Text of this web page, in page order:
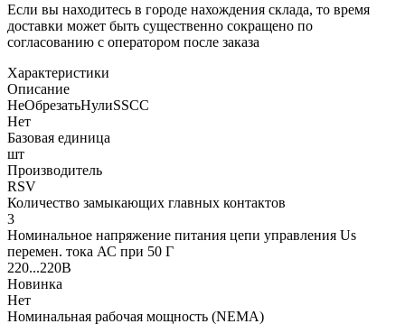
Если вы находитесь в городе нахождения склада, то время
доставки может быть существенно сокращено по
согласованию с оператором после заказа
Характеристики
Описание
НеОбрезатьНулиSSCC
Нет
Базовая единица
шт
Производитель
RSV
Количество замыкающих главных контактов
3
Номинальное напряжение питания цепи управления Us
перемен. тока АС при 50 Г
220...220В
Новинка
Нет
Номинальная рабочая мощность (NEMA)